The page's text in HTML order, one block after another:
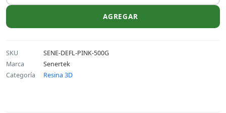
AGREGAR
SKU
SENE-DEFL-PINK-500G
Marca
Senertek
Categoría
Resina 3D